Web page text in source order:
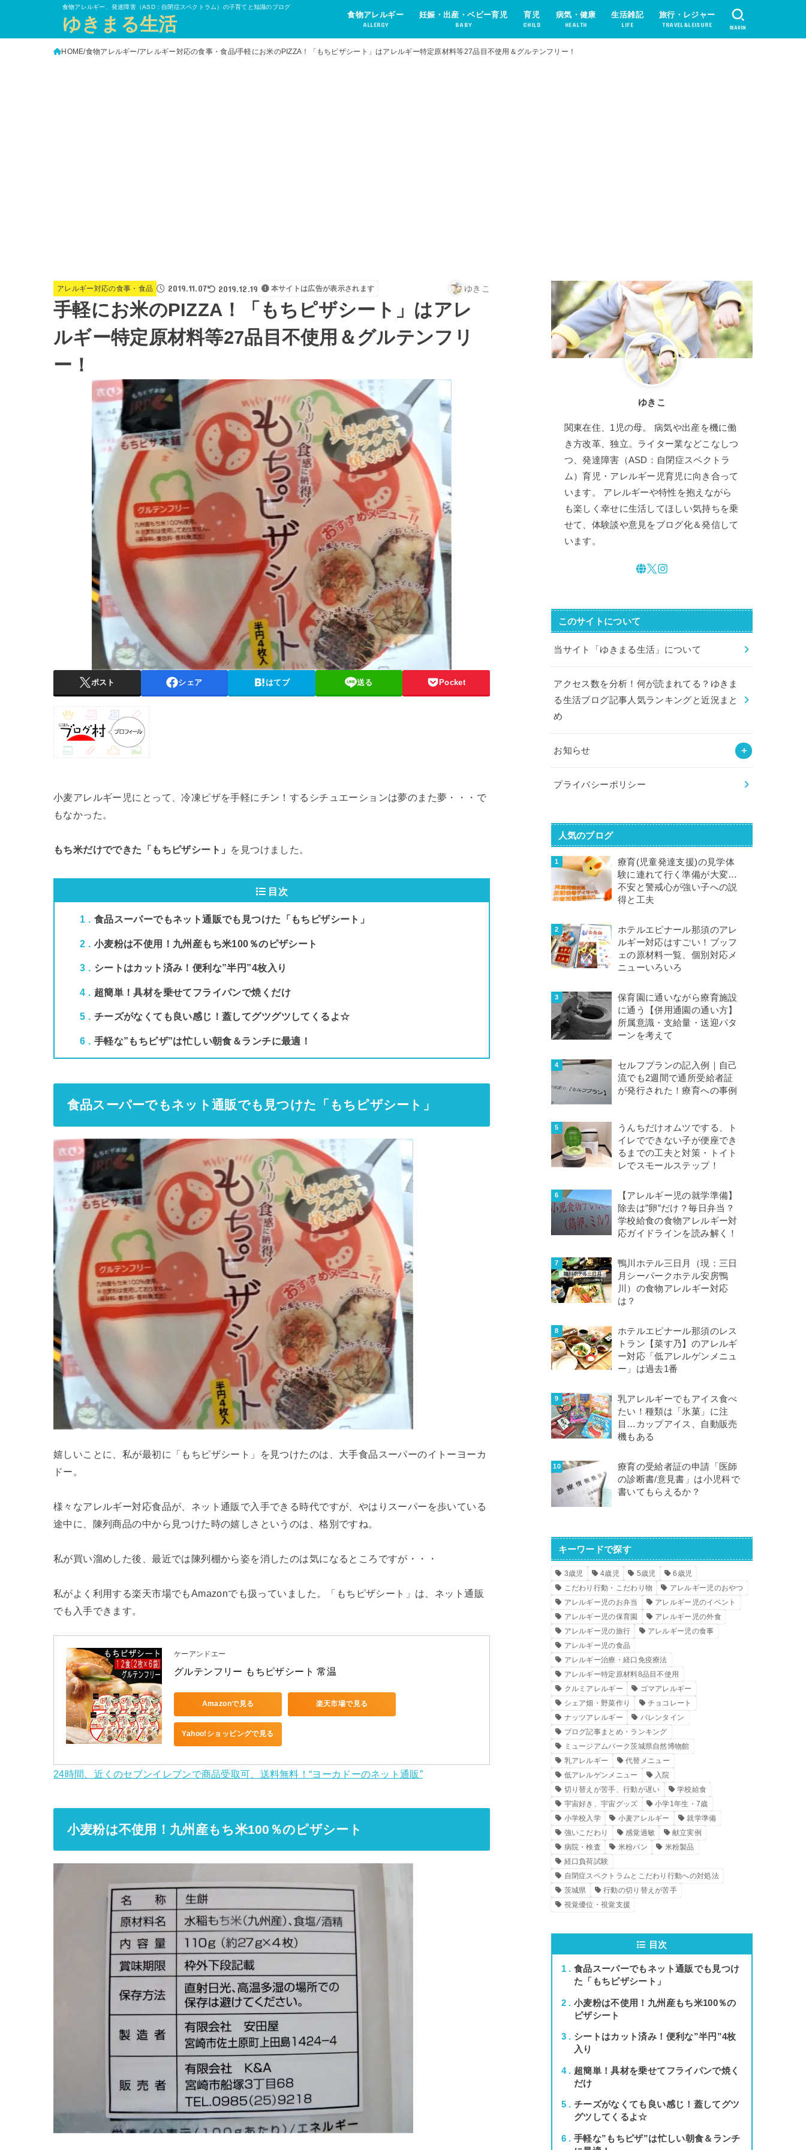
食物アレルギー、発達障害（ASD：自閉症スペクトラム）の子育てと知識のブログ
ゆきまる生活 食物アレルギー
ALLERGY
妊娠・出産・ベビー育児
BABY
育児
CHILD
病気・健康
HEALTH
生活雑記
LIFE
旅行・レジャー
TRAVEL&LEISURE SEARCH
HOME 食物アレルギー アレルギー対応の食事・食品 手軽にお米のPIZZA！「もちピザシート」はアレルギー特定原材料等27品目不使用＆グルテンフリー！
アレルギー対応の食事・食品 2019.11.07 2019.12.19 本サイトは広告が表示されます ゆきこ
手軽にお米のPIZZA！「もちピザシート」はアレ
ルギー特定原材料等27品目不使用＆グルテンフリ
ー！
ポスト シェア はてブ 送る Pocket
小麦アレルギー児にとって、冷凍ピザを手軽にチン！するシチュエーションは夢のまた夢・・・で
もなかった。
もち米だけでできた「もちピザシート」 を見つけました。
目次
1 食品スーパーでもネット通販でも見つけた「もちピザシート」
2 小麦粉は不使用！九州産もち米100％のピザシート
3 シートはカット済み！便利な”半円”4枚入り
4 超簡単！具材を乗せてフライパンで焼くだけ
5 チーズがなくても良い感じ！蓋してグツグツしてくるよ☆
6 手軽な”もちピザ”は忙しい朝食＆ランチに最適！
食品スーパーでもネット通販でも見つけた「もちピザシート」
嬉しいことに、私が最初に「もちピザシート」を見つけたのは、大手食品スーパーのイトーヨーカ
ドー。
様々なアレルギー対応食品が、ネット通販で入手できる時代ですが、やはりスーパーを歩いている
途中に、陳列商品の中から見つけた時の嬉しさというのは、格別ですね。
私が買い溜めした後、最近では陳列棚から姿を消したのは気になるところですが・・・
私がよく利用する楽天市場でもAmazonでも扱っていました。「もちピザシート」は、ネット通販
でも入手できます。
ケーアンドエー
グルテンフリー もちピザシート 常温
Amazonで見る 楽天市場で見る
Yahoo!ショッピングで見る
24時間、近くのセブンイレブンで商品受取可、送料無料！“ヨーカドーのネット通販”
小麦粉は不使用！九州産もち米100％のピザシート
ゆきこ
関東在住、1児の母。 病気や出産を機に働
き方改革、独立。ライター業などこなしつ
つ、発達障害（ASD：自閉症スペクトラ
ム）育児・アレルギー児育児に向き合って
います。 アレルギーや特性を抱えながら
も楽しく幸せに生活してほしい気持ちを乗
せて、体験談や意見をブログ化＆発信して
います。
このサイトについて
当サイト「ゆきまる生活」について
アクセス数を分析！何が読まれてる？ゆきま
る生活ブログ記事人気ランキングと近況まと
め
お知らせ
プライバシーポリシー
人気のブログ
療育(児童発達支援)の見学体
験に連れて行く準備が大変…
不安と警戒心が強い子への説
得と工夫
ホテルエピナール那須のアレ
ルギー対応はすごい！ブッフ
ェの原材料一覧、個別対応メ
ニューいろいろ
保育園に通いながら療育施設
に通う【併用通園の通い方】
所属意識・支給量・送迎パタ
ーンを考えて
セルフプランの記入例｜自己
流でも2週間で通所受給者証
が発行された！療育への事例
うんちだけオムツでする、ト
イレでできない子が便座でき
るまでの工夫と対策・トイト
レでスモールステップ！
【アレルギー児の就学準備】
除去は”卵”だけ？毎日弁当？
学校給食の食物アレルギー対
応ガイドラインを読み解く！
鴨川ホテル三日月（現：三日
月シーパークホテル安房鴨
川）の食物アレルギー対応
は？
ホテルエピナール那須のレス
トラン【菜す乃】のアレルギ
ー対応「低アレルゲンメニュ
ー」は過去1番
乳アレルギーでもアイス食べ
たい！種類は「氷菓」に注
目…カップアイス、自動販売
機もある
療育の受給者証の申請「医師
の診断書/意見書」は小児科で
書いてもらえるか？
キーワードで探す
3歳児 4歳児 5歳児
6歳児
こだわり行動・こだわり物
アレルギー児のおやつ
アレルギー児のお弁当
アレルギー児のイベント
アレルギー児の保育園
アレルギー児の外食
アレルギー児の旅行
アレルギー児の食事
アレルギー児の食品
アレルギー治療・経口免疫療法
アレルギー特定原材料8品目不使用
クルミアレルギー
ゴマアレルギー
シェア畑・野菜作り
チョコレート
ナッツアレルギー
バレンタイン
ブログ記事まとめ・ランキング
ミュージアムパーク茨城県自然博物館
乳アレルギー
代替メニュー
低アレルゲンメニュー
入院
切り替えが苦手、行動が遅い
学校給食
宇宙好き、宇宙グッズ
小学1年生・7歳
小学校入学
小麦アレルギー
就学準備
強いこだわり
感覚過敏
献立実例
病院・検査
米粉パン
米粉製品
経口負荷試験
自閉症スペクトラムとこだわり行動への対処法
茨城県
行動の切り替えが苦手
視覚優位・視覚支援
目次
1
食品スーパーでもネット通販でも見つけ
た「もちピザシート」
2
小麦粉は不使用！九州産もち米100％の
ピザシート
3
シートはカット済み！便利な”半円”4枚
入り
4
超簡単！具材を乗せてフライパンで焼く
だけ
5
チーズがなくても良い感じ！蓋してグツ
グツしてくるよ☆
6
手軽な”もちピザ”は忙しい朝食＆ランチ